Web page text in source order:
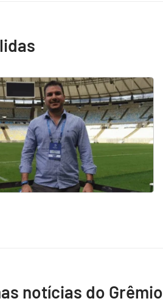
notícias do Grêmio